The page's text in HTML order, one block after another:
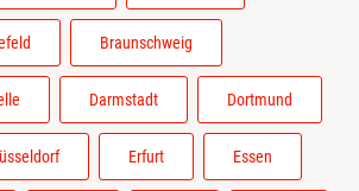
Braunschweig
Darmstadt Dortmund
Erfurt Essen